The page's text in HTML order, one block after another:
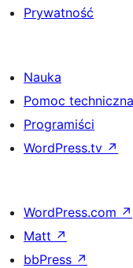
Prywatność
Nauka
Pomoc techniczna
Programiści
WordPress.tv ↗
WordPress.com ↗
Matt ↗
bbPress ↗